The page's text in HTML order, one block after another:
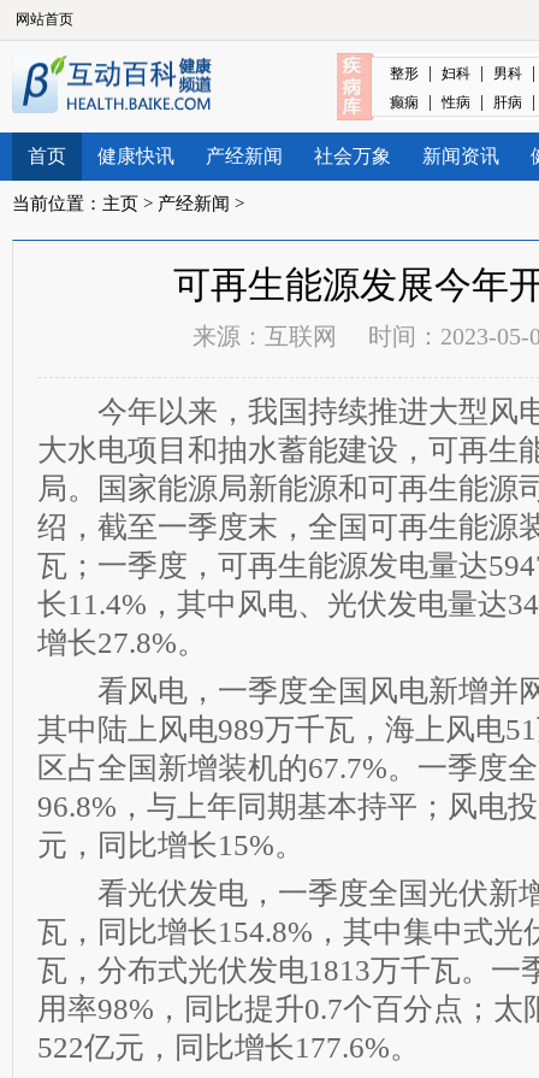
网站首页
整形 | 妇科 | 男科 |
癫痫 | 性病 | 肝病 |
首页 健康快讯 产经新闻 社会万象 新闻资讯
当前位置： 主页 > 产经新闻 >
可再生能源发展今年
来源： 互联网 时间：2023-05-
今年以来，我国持续推进大型风
大水电项目和抽水蓄能建设，可再生
局。国家能源局新能源和可再生能源
绍，截至一季度末，全国可再生能源
瓦；一季度，可再生能源发电量达
长11.4%，其中风电、光伏发电量达
增长27.8%。
看风电，一季度全国风电新增并
其中陆上风电989万千瓦，海上风电
区占全国新增装机的67.7%。一季度
96.8%，与上年同期基本持平；风电
元，同比增长15%。
看光伏发电，一季度全国光伏新
瓦，同比增长154.8%，其中集中式光
瓦，分布式光伏发电1813万千瓦。一
用率98%，同比提升0.7个百分点；太
522亿元，同比增长177.6%。